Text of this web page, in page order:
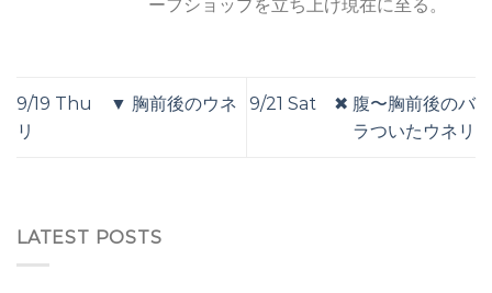
ーフショップを立ち上げ現在に至る。
9/19 Thu ▼ 胸前後のウネ
リ
9/21 Sat ✖︎ 腹〜胸前後のバ
ラついたウネリ
LATEST POSTS